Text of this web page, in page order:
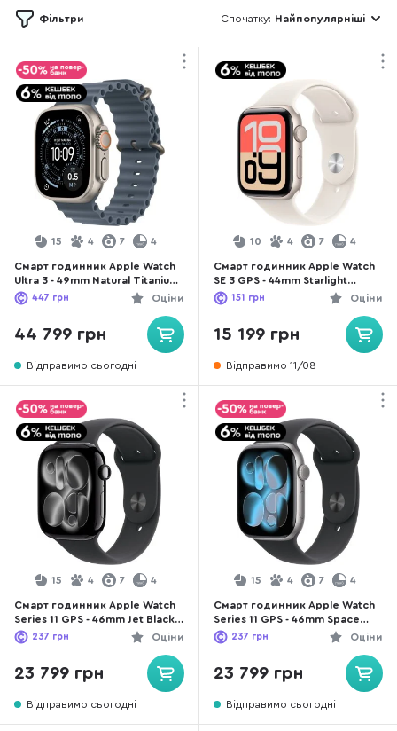
Фільтри Спочатку: Найпопулярніші
15 4 7 4
Смарт годинник Apple Watch
Ultra 3 - 49mm Natural Titanium
Case with Anchor Blue Ocean
Band (MEWH4)
Оціни
447 грн
44 799 грн
Відправимо сьогодні
10 4 7 4
Смарт годинник Apple Watch
SE 3 GPS - 44mm Starlight
Aluminium Case with Starlight
Sport Band - M/L (MEHJ4)
Оціни
151 грн
15 199 грн
Відправимо 11/08
15 4 7 4
Смарт годинник Apple Watch
Series 11 GPS - 46mm Jet Black
Aluminium Case with Black Sport
Band - M/L (MEUX4)
Оціни
237 грн
23 799 грн
Відправимо сьогодні
15 4 7 4
Смарт годинник Apple Watch
Series 11 GPS - 46mm Space
Grey Aluminium Case with Black
Sport Band - M/L (MEV44)
Оціни
237 грн
23 799 грн
Відправимо сьогодні